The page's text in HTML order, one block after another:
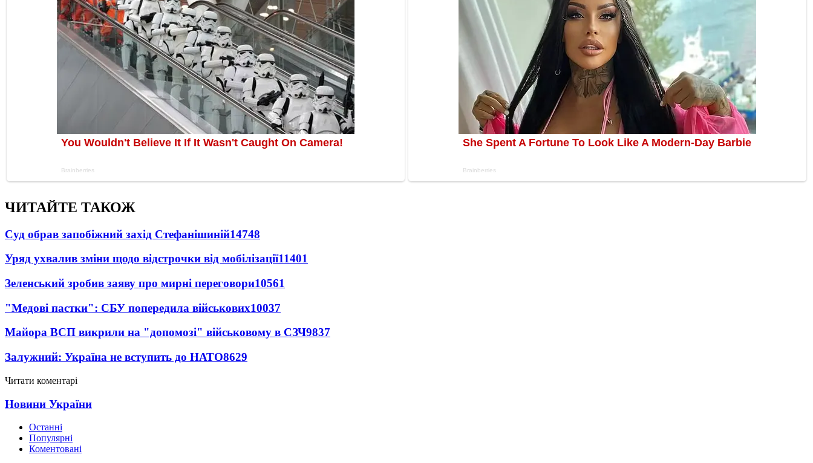
ЧИТАЙТЕ ТАКОЖ
Суд обрав запобіжний захід Стефанішиній14748
Уряд ухвалив зміни щодо відстрочки від мобілізації11401
Зеленський зробив заяву про мирні переговори10561
"Медові пастки": СБУ попередила військових10037
Майора ВСП викрили на "допомозі" військовому в СЗЧ9837
Залужний: Україна не вступить до НАТО8629
Читати коментарі
Новини України
Останні
Популярні
Коментовані